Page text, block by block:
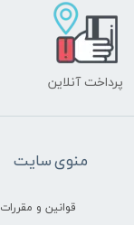
پرداخت آنلاین
منوی سایت
قوانین و مقررات